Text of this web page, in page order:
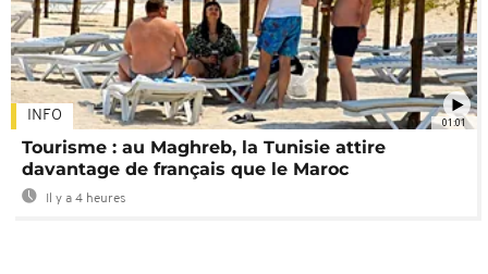
01:01
INFO
Tourisme : au Maghreb, la Tunisie attire
davantage de français que le Maroc
Il y a 4 heures